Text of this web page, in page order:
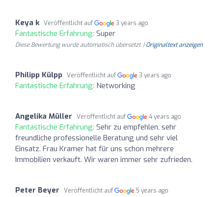
Keya k Veröffentlicht auf 3 years ago
Fantastische Erfahrung: Super
Diese Bewertung wurde automatisch übersetzt. |Originaltext anzeigen
Philipp Külpp Veröffentlicht auf 3 years ago
Fantastische Erfahrung: Networking
Angelika Müller Veröffentlicht auf 4 years ago
Fantastische Erfahrung: Sehr zu empfehlen, sehr
freundliche professionelle Beratung und sehr viel
Einsatz. Frau Kramer hat für uns schon mehrere
Immobilien verkauft. Wir waren immer sehr zufrieden.
Peter Beyer Veröffentlicht auf 5 years ago